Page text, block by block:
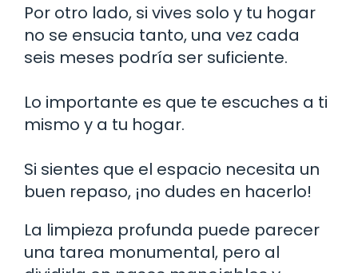
Por otro lado, si vives solo y tu hogar
no se ensucia tanto, una vez cada
seis meses podría ser suficiente.
Lo importante es que te escuches a ti
mismo y a tu hogar.
Si sientes que el espacio necesita un
buen repaso, ¡no dudes en hacerlo!
La limpieza profunda puede parecer
una tarea monumental, pero al